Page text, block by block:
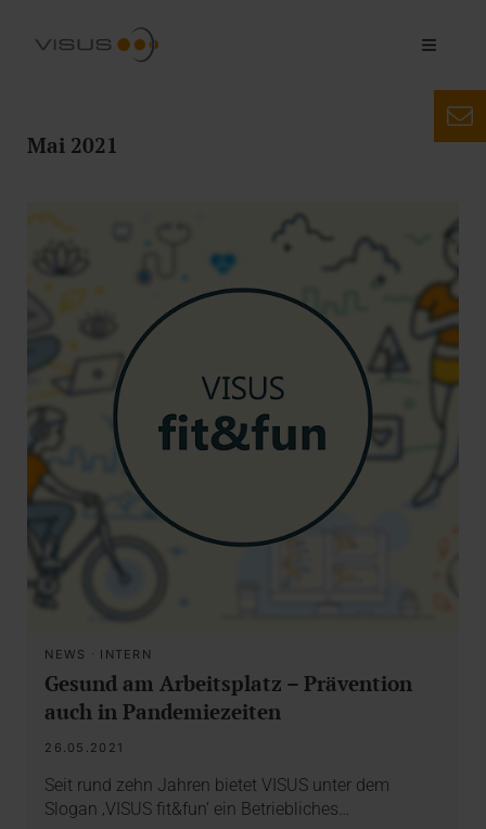
Mai 2021
NEWS · INTERN
Gesund am Arbeitsplatz – Prävention
auch in Pandemiezeiten
26.05.2021
Seit rund zehn Jahren bietet VISUS unter dem
Slogan ‚VISUS fit&fun‘ ein Betriebliches…